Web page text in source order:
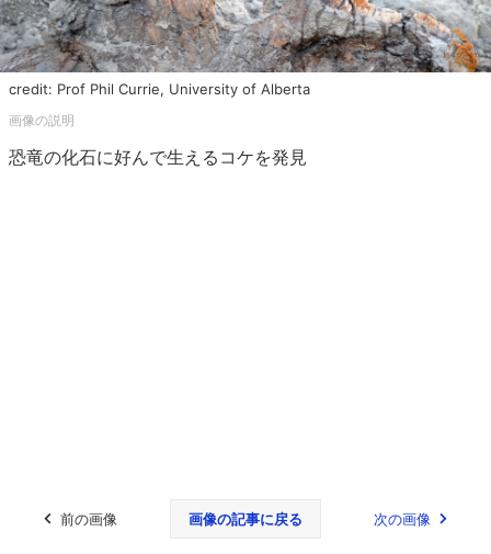
credit: Prof Phil Currie, University of Alberta
恐竜の化石に好んで生えるコケを発見
前の画像 画像の記事に戻る 次の画像